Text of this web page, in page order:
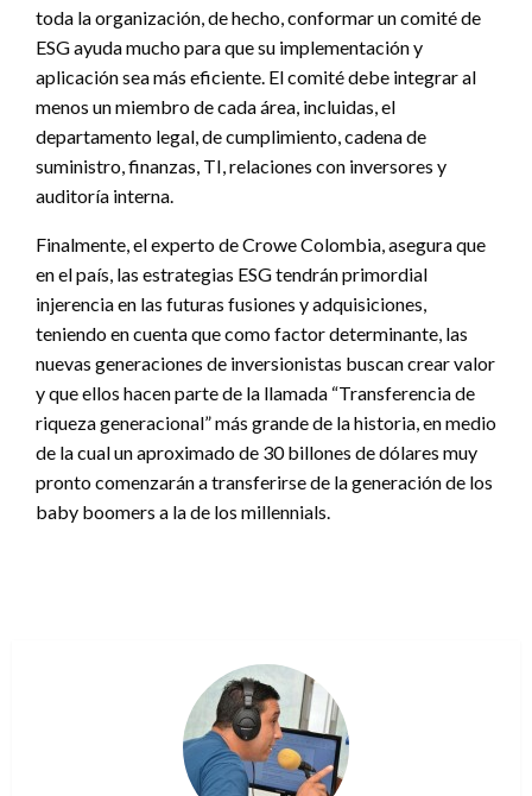
toda la organización, de hecho, conformar un comité de
ESG ayuda mucho para que su implementación y
aplicación sea más eficiente. El comité debe integrar al
menos un miembro de cada área, incluidas, el
departamento legal, de cumplimiento, cadena de
suministro, finanzas, TI, relaciones con inversores y
auditoría interna.
Finalmente, el experto de Crowe Colombia, asegura que
en el país, las estrategias ESG tendrán primordial
injerencia en las futuras fusiones y adquisiciones,
teniendo en cuenta que como factor determinante, las
nuevas generaciones de inversionistas buscan crear valor
y que ellos hacen parte de la llamada “Transferencia de
riqueza generacional” más grande de la historia, en medio
de la cual un aproximado de 30 billones de dólares muy
pronto comenzarán a transferirse de la generación de los
baby boomers a la de los millennials.